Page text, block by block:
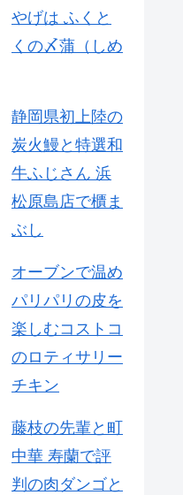
やげは ふくと
くの〆蒲（しめ
静岡県初上陸の
炭火鰻と特選和
牛ふじさん 浜
松原島店で櫃ま
ぶし
オーブンで温め
パリパリの皮を
楽しむコストコ
のロティサリー
チキン
藤枝の先輩と町
中華 寿蘭で評
判の肉ダンゴと